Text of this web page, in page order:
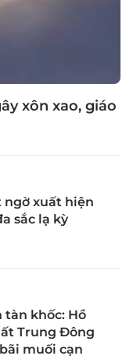
xôn xao, giáo
ngờ xuất hiện
sắc lạ kỳ
tàn khốc: Hồ
Trung Đông
muối cạn